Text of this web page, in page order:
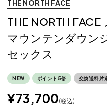
THE NORTH FACE
THE NORTH FACE
マウンテンダウン
セックス
NEW ポイント5倍 交換送料片
¥73,700 税込